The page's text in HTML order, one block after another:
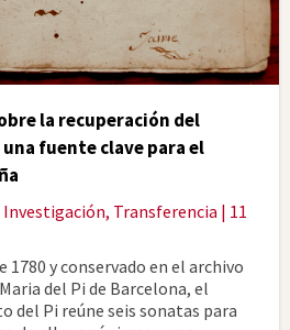
la recuperación del
fuente clave para el
Investigación, Transferencia | 11
1780 y conservado en el archivo
del Pi de Barcelona, el
del Pi reúne seis sonatas para